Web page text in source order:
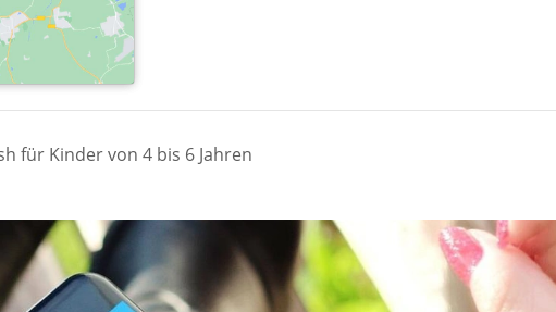
für Kinder von 4 bis 6 Jahren